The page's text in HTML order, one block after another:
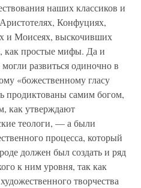
наших классиков и
Конфуциях,
и Моисеях, выскочивших
как простые мифы. Да и
развиться одиночно в
«божественному гласу
продиктованы самим богом,
как утверждают
теологи, — а были
процесса, который
должен был создать и ряд
к ним уровня, так как
творчества